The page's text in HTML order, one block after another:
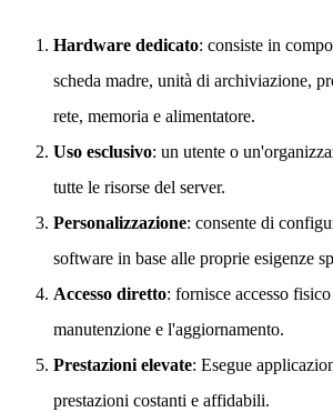
Hardware dedicato: consiste in
scheda madre, unità di archiviazione,
rete, memoria e alimentatore.
Uso esclusivo: un utente o
tutte le risorse del server.
Personalizzazione: consente di
software in base alle proprie esigenze
Accesso diretto: fornisce accesso
manutenzione e l'aggiornamento.
Prestazioni elevate: Esegue
prestazioni costanti e affidabili.